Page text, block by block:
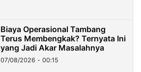
Biaya Operasional Tambang
Terus Membengkak? Ternyata Ini
yang Jadi Akar Masalahnya
07/08/2026 - 00:15